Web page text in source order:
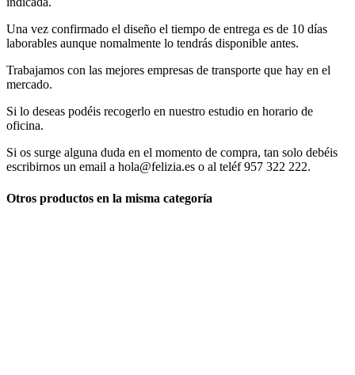
Una vez confirmado el diseño el tiempo de entrega es de 10 días
laborables aunque nomalmente lo tendrás disponible antes.
Trabajamos con las mejores empresas de transporte que hay en el
mercado.
Si lo deseas podéis recogerlo en nuestro estudio en horario de
oficina.
Si os surge alguna duda en el momento de compra, tan solo debéis
escribirnos un email a hola@felizia.es o al teléf 957 322 222.
Otros productos en la misma categoría